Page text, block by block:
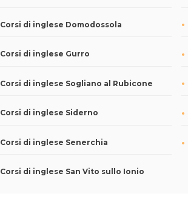
Corsi di inglese Domodossola
Corsi di inglese Gurro
Corsi di inglese Sogliano al Rubicone
Corsi di inglese Siderno
Corsi di inglese Senerchia
Corsi di inglese San Vito sullo Ionio